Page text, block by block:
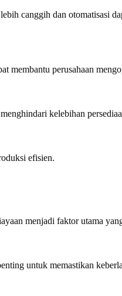
canggih dan otomatisasi
membantu perusahaan
kelebihan
efisien.
menjadi faktor utama
untuk memastikan